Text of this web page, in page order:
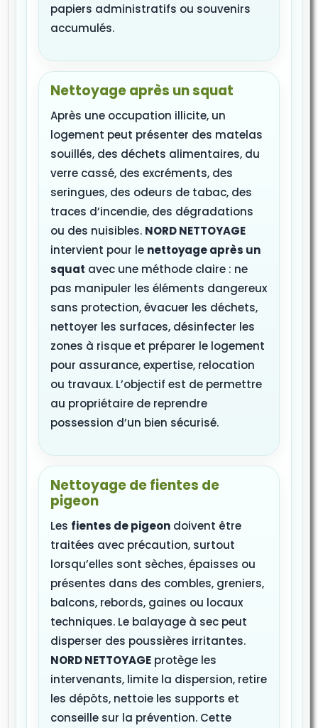
papiers administratifs ou souvenirs
accumulés.
Nettoyage après un squat
Après une occupation illicite, un
logement peut présenter des matelas
souillés, des déchets alimentaires, du
verre cassé, des excréments, des
seringues, des odeurs de tabac, des
traces d’incendie, des dégradations
ou des nuisibles. NORD NETTOYAGE
intervient pour le nettoyage après un
squat avec une méthode claire : ne
pas manipuler les éléments dangereux
sans protection, évacuer les déchets,
nettoyer les surfaces, désinfecter les
zones à risque et préparer le logement
pour assurance, expertise, relocation
ou travaux. L’objectif est de permettre
au propriétaire de reprendre
possession d’un bien sécurisé.
Nettoyage de fientes de
pigeon
Les fientes de pigeon doivent être
traitées avec précaution, surtout
lorsqu’elles sont sèches, épaisses ou
présentes dans des combles, greniers,
balcons, rebords, gaines ou locaux
techniques. Le balayage à sec peut
disperser des poussières irritantes.
NORD NETTOYAGE protège les
intervenants, limite la dispersion, retire
les dépôts, nettoie les supports et
conseille sur la prévention. Cette